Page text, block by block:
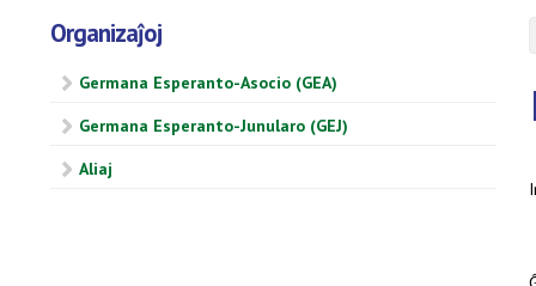
Organizaĵoj
Germana Esperanto-Asocio (GEA)
Germana Esperanto-Junularo (GEJ)
Aliaj